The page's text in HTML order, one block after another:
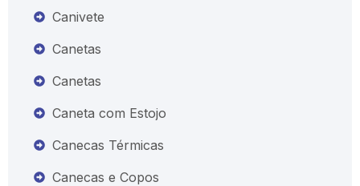
Canivete
Canetas
Canetas
Caneta com Estojo
Canecas Térmicas
Canecas e Copos